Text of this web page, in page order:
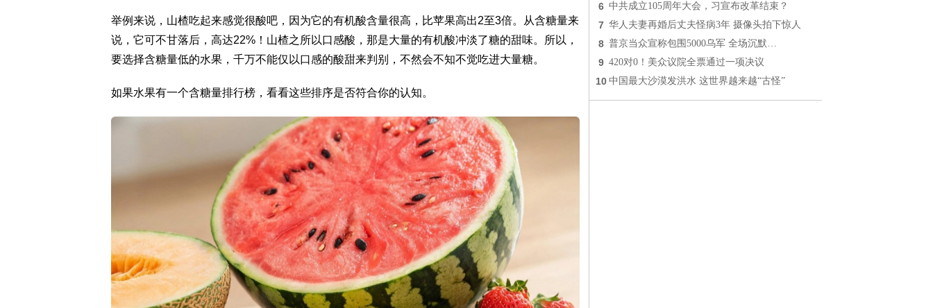
举例来说，山楂吃起来感觉很酸吧，因为它的有机酸含量很高，比苹果高出2至3倍。从含糖量来
说，它可不甘落后，高达22%！山楂之所以口感酸，那是大量的有机酸冲淡了糖的甜味。所以，
要选择含糖量低的水果，千万不能仅以口感的酸甜来判别，不然会不知不觉吃进大量糖。
如果水果有一个含糖量排行榜，看看这些排序是否符合你的认知。
6 中共成立105周年大会，习宣布改革结束？
7 华人夫妻再婚后丈夫怪病3年 摄像头拍下惊人
8 普京当众宣称包围5000乌军 全场沉默…
9 420对0！美众议院全票通过一项决议
10 中国最大沙漠发洪水 这世界越来越“古怪”